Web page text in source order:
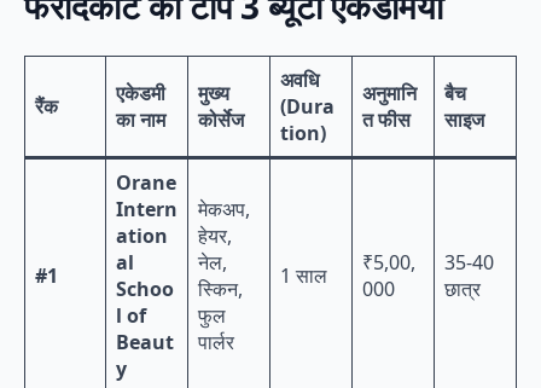
रैंक
एकेडमी
का नाम
मुख्य
कोर्सेज
अवधि
(Dura
tion)
अनुमानि
त फीस
बैच
साइज
#1
Orane
Intern
ation
al
Schoo
l of
Beaut
y
मेकअप,
हेयर,
नेल,
स्किन,
फुल
पार्लर
1 साल
₹5,00,
000
35-40
छात्र